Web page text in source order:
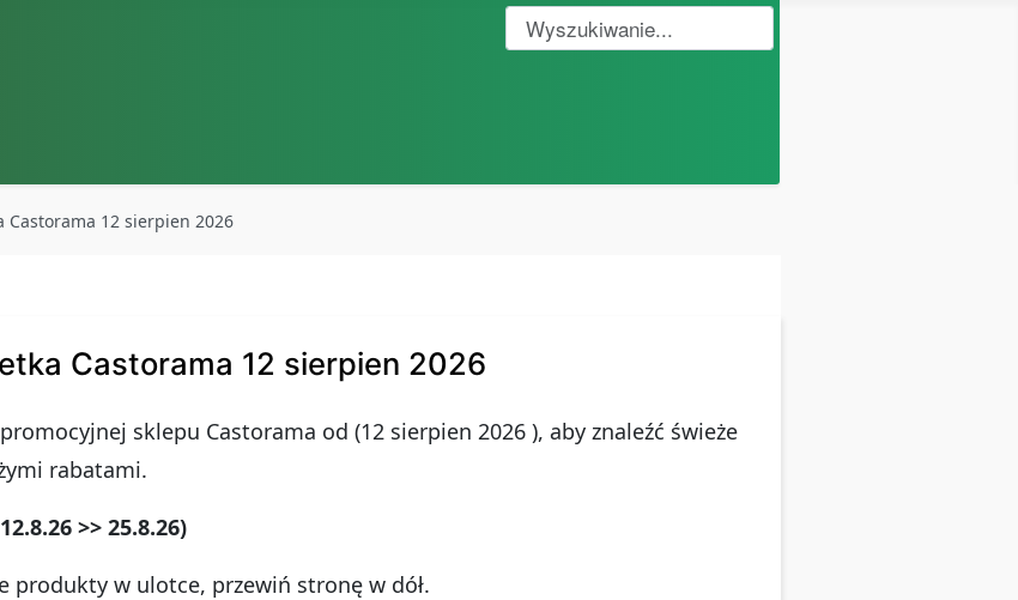
wyszukiwanie witryny
Castorama 12 sierpien 2026
Castorama 12 sierpien 2026
sklepu Castorama od (12 sierpien 2026 ), aby znaleźć świeże
rabatami.
>> 25.8.26)
produkty w ulotce, przewiń stronę w dół.